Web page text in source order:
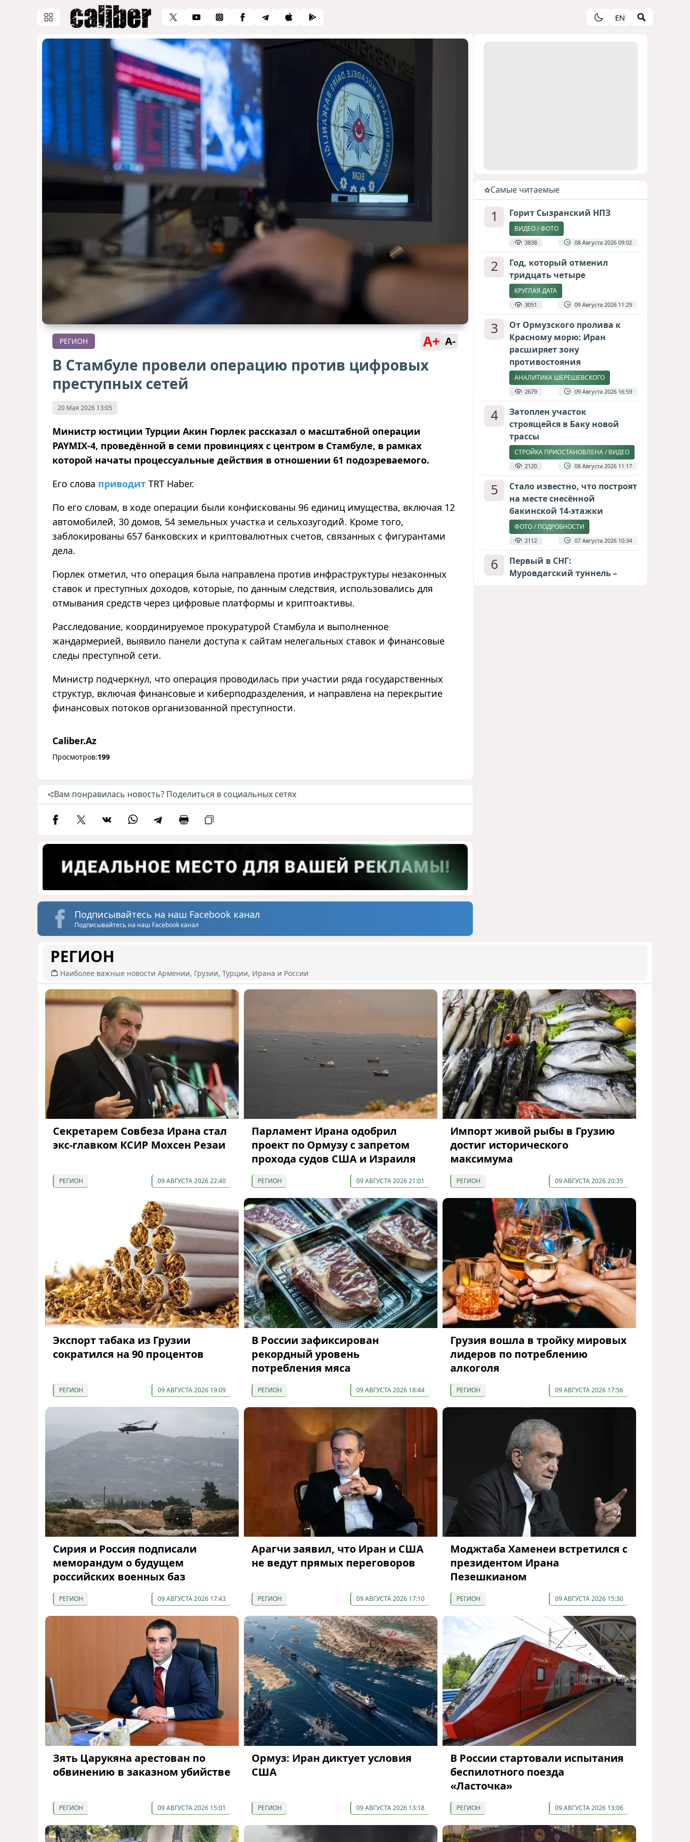
EN
РЕГИОН A+ A-
В Стамбуле провели операцию против цифровых
преступных сетей
20 Мая 2026 13:05
Министр юстиции Турции Акин Гюрлек рассказал о масштабной операции
PAYMIX-4, проведённой в семи провинциях с центром в Стамбуле, в рамках
которой начаты процессуальные действия в отношении 61 подозреваемого.
Его слова приводит TRT Haber.
По его словам, в ходе операции были конфискованы 96 единиц имущества, включая 12
автомобилей, 30 домов, 54 земельных участка и сельхозугодий. Кроме того,
заблокированы 657 банковских и криптовалютных счетов, связанных с фигурантами
дела.
Гюрлек отметил, что операция была направлена против инфраструктуры незаконных
ставок и преступных доходов, которые, по данным следствия, использовались для
отмывания средств через цифровые платформы и криптоактивы.
Расследование, координируемое прокуратурой Стамбула и выполненное
жандармерией, выявило панели доступа к сайтам нелегальных ставок и финансовые
следы преступной сети.
Министр подчеркнул, что операция проводилась при участии ряда государственных
структур, включая финансовые и киберподразделения, и направлена на перекрытие
финансовых потоков организованной преступности.
Caliber.Az
Просмотров:199
Вам понравилась новость? Поделиться в социальных сетях
Подписывайтесь на наш Facebook канал
Подписывайтесь на наш Facebook канал
Cамые читаемые
1 Горит Сызранский НПЗ
ВИДЕО / ФОТО
3838 08 Августа 2026 09:02
2
Год, который отменил
тридцать четыре
КРУГЛАЯ ДАТА
3051 09 Августа 2026 11:29
3
От Ормузского пролива к
Красному морю: Иран
расширяет зону
противостояния
АНАЛИТИКА ШЕРЕШЕВСКОГО
2679 09 Августа 2026 16:59
4
Затоплен участок
строящейся в Баку новой
трассы
СТРОЙКА ПРИОСТАНОВЛЕНА / ВИДЕО
2120 08 Августа 2026 11:17
5
Стало известно, что построят
на месте снесённой
бакинской 14-этажки
ФОТО / ПОДРОБНОСТИ
2112 07 Августа 2026 10:34
6
Первый в СНГ:
Муровдагский туннель –
РЕГИОН
Наиболее важные новости Армении, Грузии, Турции, Ирана и России
Секретарем Совбеза Ирана стал
экс-главком КСИР Мохсен Резаи
РЕГИОН 09 АВГУСТА 2026 22:40
Парламент Ирана одобрил
проект по Ормузу с запретом
прохода судов США и Израиля
РЕГИОН 09 АВГУСТА 2026 21:01
Импорт живой рыбы в Грузию
достиг исторического
максимума
РЕГИОН 09 АВГУСТА 2026 20:35
Экспорт табака из Грузии
сократился на 90 процентов
РЕГИОН 09 АВГУСТА 2026 19:09
В России зафиксирован
рекордный уровень
потребления мяса
РЕГИОН 09 АВГУСТА 2026 18:44
Грузия вошла в тройку мировых
лидеров по потреблению
алкоголя
РЕГИОН 09 АВГУСТА 2026 17:56
Сирия и Россия подписали
меморандум о будущем
российских военных баз
РЕГИОН 09 АВГУСТА 2026 17:43
Арагчи заявил, что Иран и США
не ведут прямых переговоров
РЕГИОН 09 АВГУСТА 2026 17:10
Моджтаба Хаменеи встретился с
президентом Ирана
Пезешкианом
РЕГИОН 09 АВГУСТА 2026 15:30
Зять Царукяна арестован по
обвинению в заказном убийстве
РЕГИОН 09 АВГУСТА 2026 15:01
Ормуз: Иран диктует условия
США
РЕГИОН 09 АВГУСТА 2026 13:18
В России стартовали испытания
беспилотного поезда
«Ласточка»
РЕГИОН 09 АВГУСТА 2026 13:06